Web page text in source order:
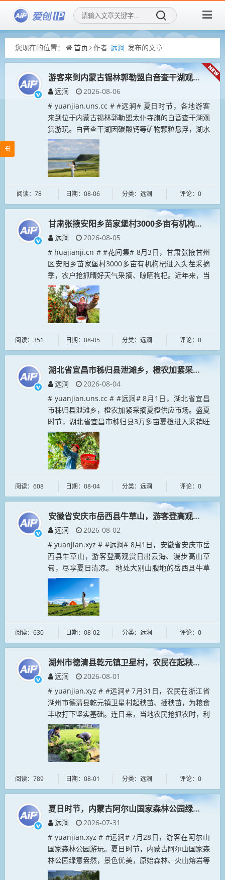
您现在的位置： 首页 作者 远涧 发布的文章
游客来到内蒙古锡林郭勒盟白音查干湖观赏游玩
远涧
2026-08-06
# yuanjian.uns.cc # #远涧# 夏日时节，各地游客
来到位于内蒙古锡林郭勒盟太仆寺旗的白音查干湖观
赏游玩。白音查干湖因碳酸钙等矿物颗粒悬浮，湖水
呈现出白色，被称为“牛奶湖”。...
阅读：78 日期：08-06 分类：远涧 评论：0
甘肃张掖安阳乡苗家堡村3000多亩有机枸杞进入
远涧
2026-08-05
# huajianji.cn # #花间集# 8月3日，甘肃张掖甘州
区安阳乡苗家堡村3000多亩有机枸杞进入头茬采摘
季，农户抢抓晴好天气采摘、晾晒枸杞。近年来，当
地持续壮大枸杞特色种植产业，依托“公司+基地+农
户”模...
阅读：351 日期：08-05 分类：远涧 评论：0
湖北省宜昌市秭归县泄滩乡，橙农加紧采摘夏橙
远涧
2026-08-04
# yuanjian.uns.cc # #远涧# 8月1日，湖北省宜昌
市秭归县泄滩乡，橙农加紧采摘夏橙供应市场。盛夏
时节，湖北省宜昌市秭归县3万多亩夏橙进入采销旺
季。橙农忙着采摘、分拣、外运，供应夏日市场。...
阅读：608 日期：08-04 分类：远涧 评论：0
安徽省安庆市岳西县牛草山，游客登高观赏日出
远涧
2026-08-02
# yuanjian.xyz # #远涧# 8月1日，安徽省安庆市岳
西县牛草山，游客登高观赏日出云海、漫步高山草
甸，尽享夏日清凉。 地处大别山腹地的岳西县牛草
山，依托高海拔生态优势与优质自然景观，大力发展
高山避暑、山...
阅读：630 日期：08-02 分类：远涧 评论：0
湖州市德清县乾元镇卫星村，农民在起秧苗、插
远涧
2026-08-01
# yuanjian.xyz # #远涧# 7月31日，农民在浙江省
湖州市德清县乾元镇卫星村起秧苗、插秧苗，为粮食
丰收打下坚实基础。连日来，当地农民抢抓农时，利
用早晨或傍晚进行农事活动，田间地头一派忙碌景
象。...
阅读：789 日期：08-01 分类：远涧 评论：0
夏日时节，内蒙古阿尔山国家森林公园绿意盎然
远涧
2026-07-31
# yuanjian.xyz # #远涧# 7月28日，游客在阿尔山
国家森林公园游玩。夏日时节，内蒙古阿尔山国家森
林公园绿意盎然，景色优美，原始森林、火山熔岩等
特色地貌吸引众多游客前来观光游玩。...